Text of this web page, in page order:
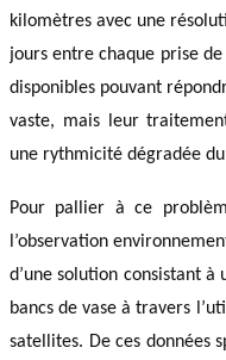
kilomètres avec une
jours entre chaque prise
disponibles pouvant
vaste, mais leur
une rythmicité dégradée
Pour pallier à ce
l’observation
d’une solution consistant
bancs de vase à travers
satellites. De ces données